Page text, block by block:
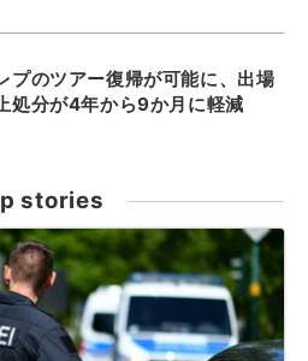
プのツアー復帰が可能に、出場
処分が4年から9か月に軽減
stories